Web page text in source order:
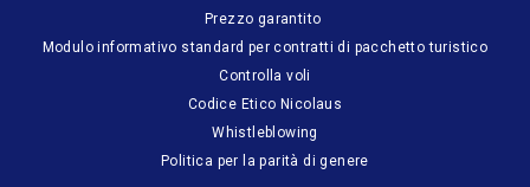
Prezzo garantito
Modulo informativo standard per contratti di pacchetto turistico
Controlla voli
Codice Etico Nicolaus
Whistleblowing
Politica per la parità di genere